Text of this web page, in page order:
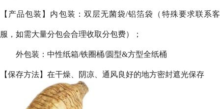
【产品包装】内包装：双层无菌袋/铝箔袋（特殊要求联系客
服，如需大量分包会合理收取分包费）；
外包装：中性纸箱/铁圈桶/圆型&方型全纸桶
【保存方法】在干燥、阴凉、通风良好的地方密封遮光保存